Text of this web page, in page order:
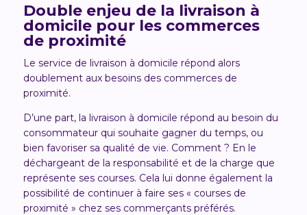
Double enjeu de la livraison à
domicile pour les commerces
de proximité
Le service de livraison à domicile répond alors
doublement aux besoins des commerces de
proximité.
D’une part, la livraison à domicile répond au besoin du
consommateur qui souhaite gagner du temps, ou
bien favoriser sa qualité de vie. Comment ? En le
déchargeant de la responsabilité et de la charge que
représente ses courses. Cela lui donne également la
possibilité de continuer à faire ses « courses de
proximité » chez ses commerçants préférés.